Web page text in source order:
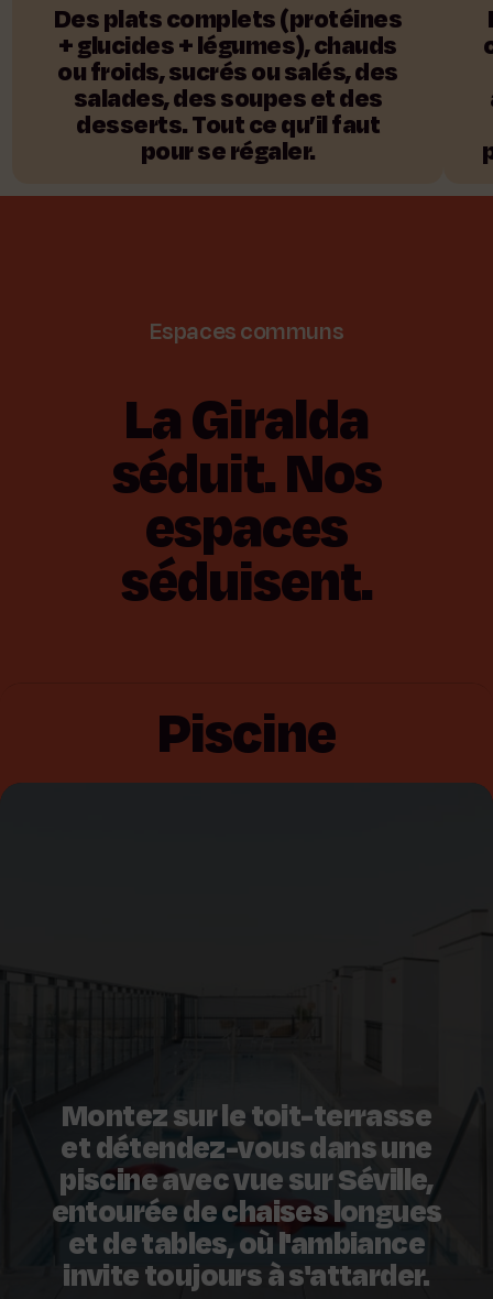
Des plats complets (protéines
+ glucides + légumes), chauds
ou froids, sucrés ou salés, des
salades, des soupes et des
desserts. Tout ce qu’il faut
pour se régaler.
Espacescommuns
LaGiralda
séduit.Nos
espaces
séduisent.
Piscine
Montez sur le toit-terrasse
et détendez-vous dans une
piscine avec vue sur Séville,
entourée de chaises longues
et de tables, où l'ambiance
invite toujours à s'attarder.